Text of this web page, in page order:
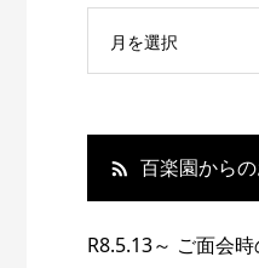
月を選択
百楽園から
R8.5.13～ ご面会